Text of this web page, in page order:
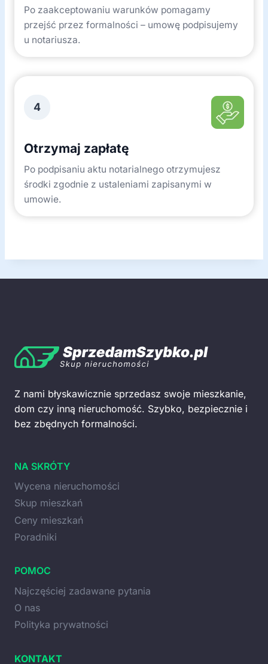
Po zaakceptowaniu warunków pomagamy
przejść przez formalności – umowę podpisujemy
u notariusza.
4
Otrzymaj zapłatę
Po podpisaniu aktu notarialnego otrzymujesz
środki zgodnie z ustaleniami zapisanymi w
umowie.
Z nami błyskawicznie sprzedasz swoje mieszkanie,
dom czy inną nieruchomość. Szybko, bezpiecznie i
bez zbędnych formalności.
NA SKRÓTY
Wycena nieruchomości
Skup mieszkań
Ceny mieszkań
Poradniki
POMOC
Najczęściej zadawane pytania
O nas
Polityka prywatności
KONTAKT